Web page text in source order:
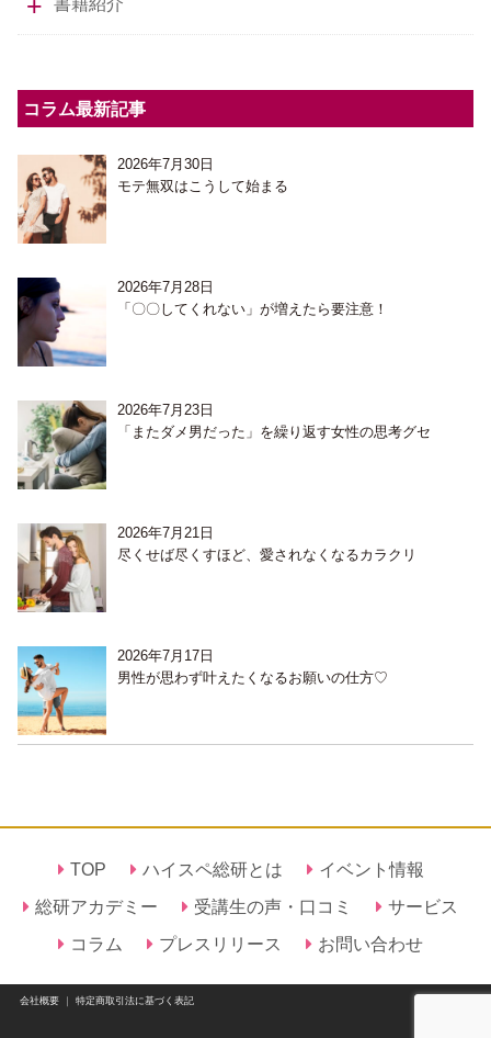
コラム最新記事
2026年7月30日
モテ無双はこうして始まる
2026年7月28日
「〇〇してくれない」が増えたら要注意！
2026年7月23日
「またダメ男だった」を繰り返す女性の思考グセ
2026年7月21日
尽くせば尽くすほど、愛されなくなるカラクリ
2026年7月17日
男性が思わず叶えたくなるお願いの仕方♡
TOP ハイスペ総研とは
イベント情報
総研アカデミー
受講生の声・口コミ
サービス
コラム
プレスリリース お問い合わせ
会社概要｜ 特定商取引法に基づく表記